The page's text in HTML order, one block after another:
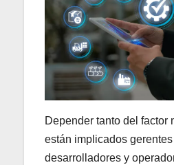
Depender tanto del factor
están implicados
desarrolladores y